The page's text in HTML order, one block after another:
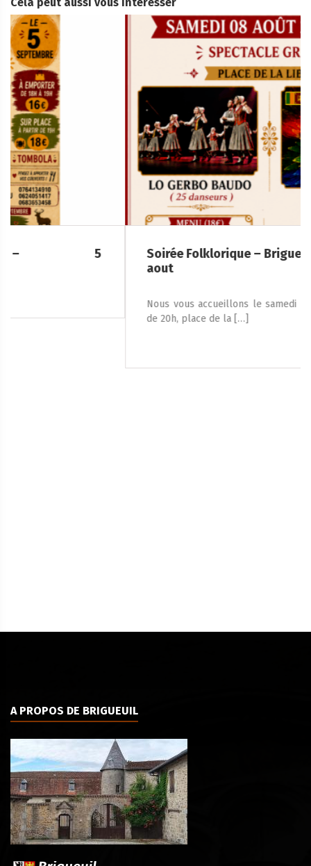
Soirée Folklorique – Brigueuil – Samedi 08
Nous vous accueillons le samedi 8 août 2026, à partir
de 20h, place de la […]
A PROPOS DE BRIGUEUIL